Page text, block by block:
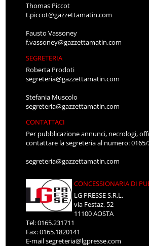
Thomas Piccot
t.piccot@gazzettamatin.com
Fausto Vassoney
f.vassoney@gazzettamatin.com
SEGRETERIA
Roberta Prodoti
segreteria@gazzettamatin.com
Stefania Muscolo
segreteria@gazzettamatin.com
CONTATTACI
Per pubblicazione annunci, necrologi,
contattare la segreteria al numero: 0165/
segreteria@gazzettamatin.com
CONCESSIONARIA DI
LG PRESSE S.R.L.
via Festaz, 52
11100 AOSTA
Tel: 0165.231711
Fax: 0165.1820141
E-mailsegreteria@lgpresse.com